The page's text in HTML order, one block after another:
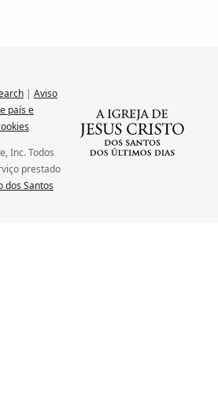
| Aviso
país e
Inc. Todos
prestado
dos Santos